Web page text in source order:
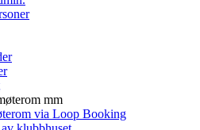
mm
via Loop Booking